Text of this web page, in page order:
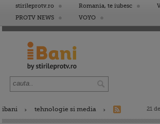
stirileprotv.ro Romania, te iubesc
PROTV NEWS
VOYO
ibani tehnologie si media
21